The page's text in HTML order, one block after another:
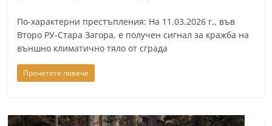
По-характерни престъпления: На 11.03.2026 г., във
Второ РУ-Стара Загора, е получен сигнал за кражба на
външно климатично тяло от сграда
Прочетете повече